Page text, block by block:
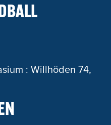
: Willhöden 74,